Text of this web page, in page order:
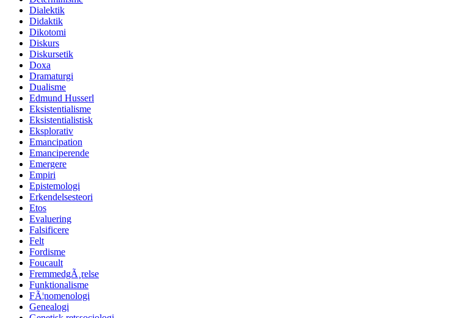
Dialektik
Didaktik
Dikotomi
Diskurs
Diskursetik
Doxa
Dramaturgi
Dualisme
Edmund Husserl
Eksistentialisme
Eksistentialistisk
Eksplorativ
Emancipation
Emanciperende
Emergere
Empiri
Epistemologi
Erkendelsesteori
Etos
Evaluering
Falsificere
Felt
Fordisme
Foucault
FremmedgÃ¸relse
Funktionalisme
FÃ¦nomenologi
Genealogi